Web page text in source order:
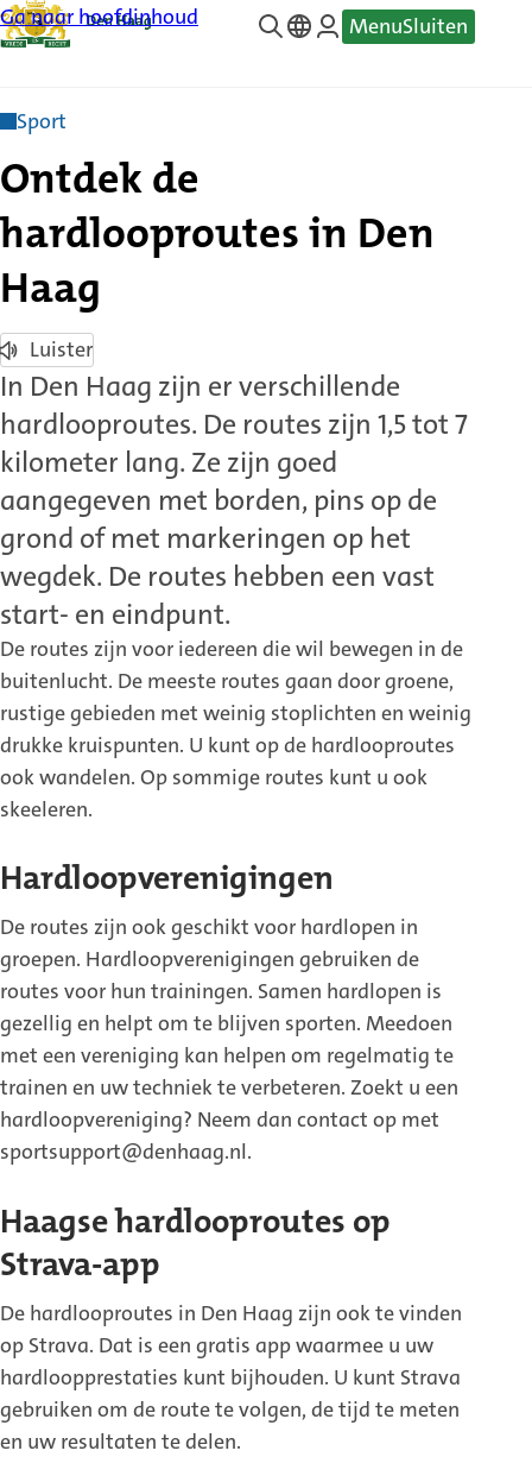
Ga naar hoofdinhoud
—
MenuSluiten
Sport
Ontdek de
hardlooproutes in Den
Haag
Luister
In Den Haag zijn er verschillende
hardlooproutes. De routes zijn 1,5 tot 7
kilometer lang. Ze zijn goed
aangegeven met borden, pins op de
grond of met markeringen op het
wegdek. De routes hebben een vast
start- en eindpunt.
De routes zijn voor iedereen die wil bewegen in de
buitenlucht. De meeste routes gaan door groene,
rustige gebieden met weinig stoplichten en weinig
drukke kruispunten. U kunt op de hardlooproutes
ook wandelen. Op sommige routes kunt u ook
skeeleren.
Hardloopverenigingen
De routes zijn ook geschikt voor hardlopen in
groepen. Hardloopverenigingen gebruiken de
routes voor hun trainingen. Samen hardlopen is
gezellig en helpt om te blijven sporten. Meedoen
met een vereniging kan helpen om regelmatig te
trainen en uw techniek te verbeteren. Zoekt u een
hardloopvereniging? Neem dan contact op met
sportsupport@denhaag.nl.
Haagse hardlooproutes op
Strava-app
De hardlooproutes in Den Haag zijn ook te vinden
op Strava. Dat is een gratis app waarmee u uw
hardloopprestaties kunt bijhouden. U kunt Strava
gebruiken om de route te volgen, de tijd te meten
en uw resultaten te delen.